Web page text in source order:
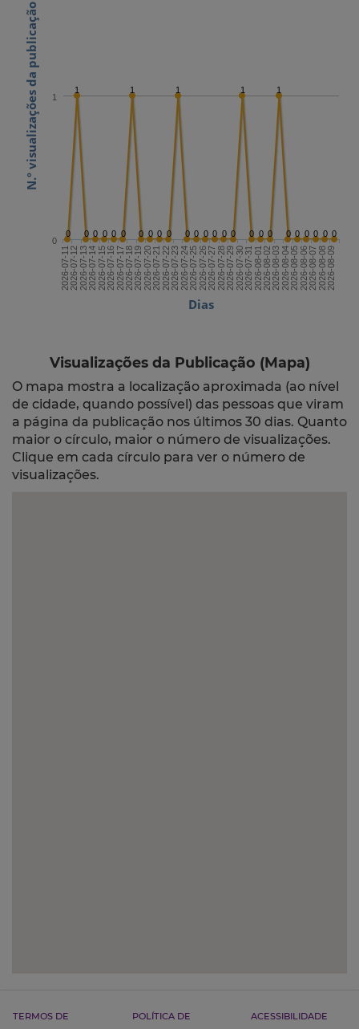
Dias
N.º visualizações da publicação
0
1
0 0 0 0 0
1
0 0 0 0
1
0 0 0 0 0 0
1
0 0 0
1
0 0 0 0 0 0
2026-07-112026-07-122026-07-132026-07-142026-07-152026-07-162026-07-172026-07-182026-07-192026-07-202026-07-212026-07-222026-07-232026-07-242026-07-252026-07-262026-07-272026-07-282026-07-292026-07-302026-07-312026-08-012026-08-022026-08-032026-08-042026-08-052026-08-062026-08-072026-08-082026-08-09
0
1
Visualizações da Publicação (Mapa)
O mapa mostra a localização aproximada (ao nível
de cidade, quando possível) das pessoas que viram
a página da publicação nos últimos 30 dias. Quanto
maior o círculo, maior o número de visualizações.
Clique em cada círculo para ver o número de
visualizações.
TERMOS DE
POLÍTICA DE
ACESSIBILIDADE